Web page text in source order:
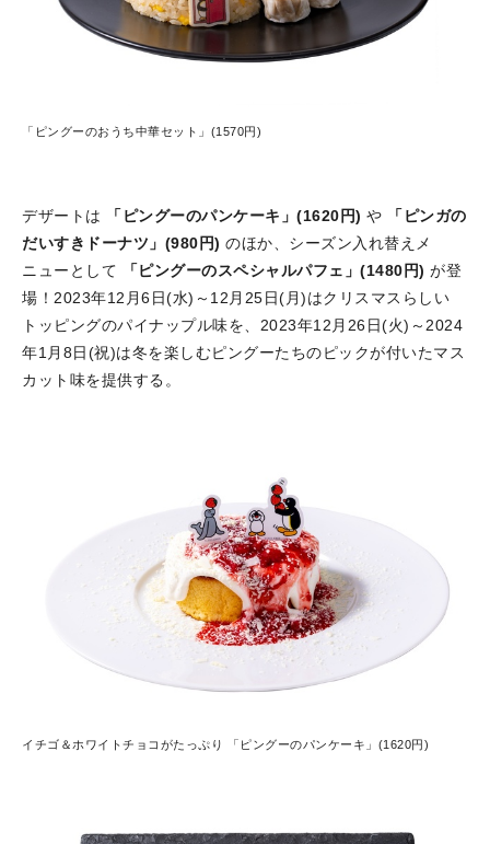
「ピングーのおうち中華セット」(1570円)
デザートは 「ピングーのパンケーキ」(1620円) や
「ピンガの
だいすきドーナツ」(980円) のほか、シーズン入れ替えメ
ニューとして
「ピングーのスペシャルパフェ」(1480円) が登
場！2023年12月6日(水)～12月25日(月)はクリスマスらしい
トッピングのパイナップル味を、2023年12月26日(火)～2024
年1月8日(祝)は冬を楽しむピングーたちのピックが付いたマス
カット味を提供する。
イチゴ＆ホワイトチョコがたっぷり 「ピングーのパンケーキ」(1620円)